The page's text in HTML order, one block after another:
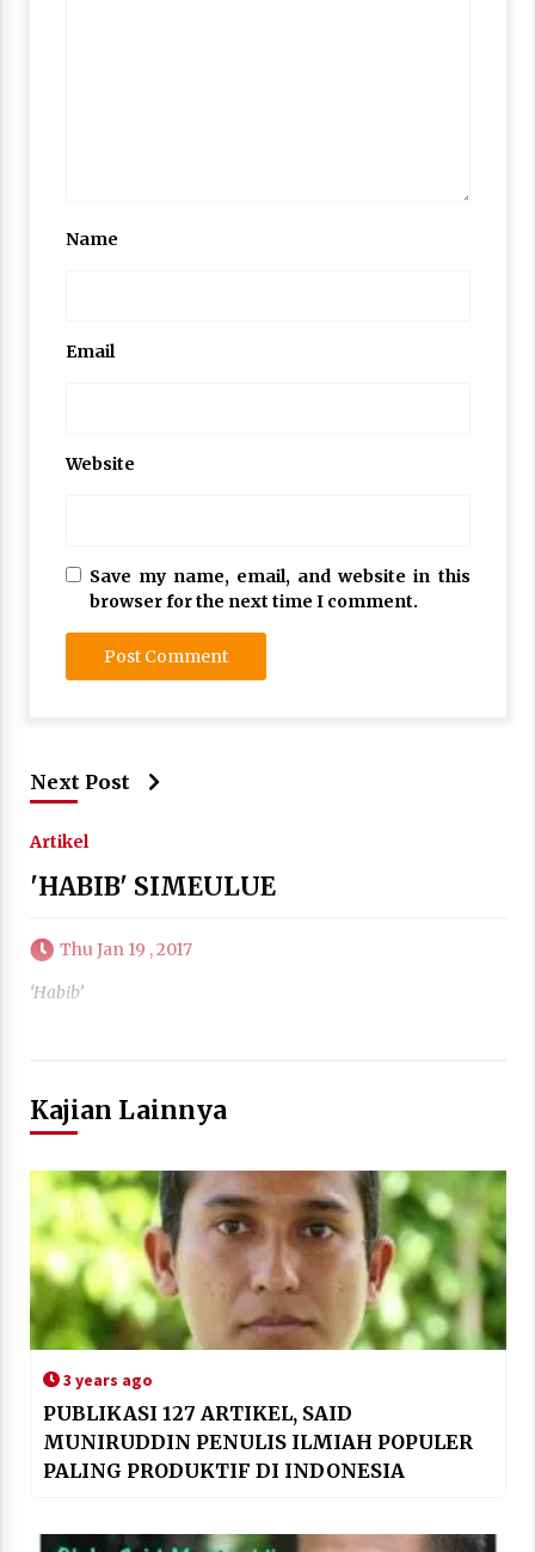
Name
Email
Website
Save my name, email, and website in this
browser for the next time I comment.
Next Post
Artikel
'HABIB' SIMEULUE
Thu Jan 19 , 2017
‘Habib’
Kajian Lainnya
3 years ago
PUBLIKASI 127 ARTIKEL, SAID
MUNIRUDDIN PENULIS ILMIAH POPULER
PALING PRODUKTIF DI INDONESIA